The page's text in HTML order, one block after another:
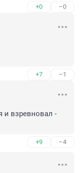
+0 –0
+7 –1
и взревновал -
+9 –4